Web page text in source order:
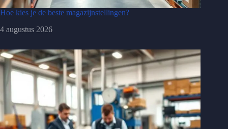
Hoe kies je de beste magazijnstellingen?
4 augustus 2026